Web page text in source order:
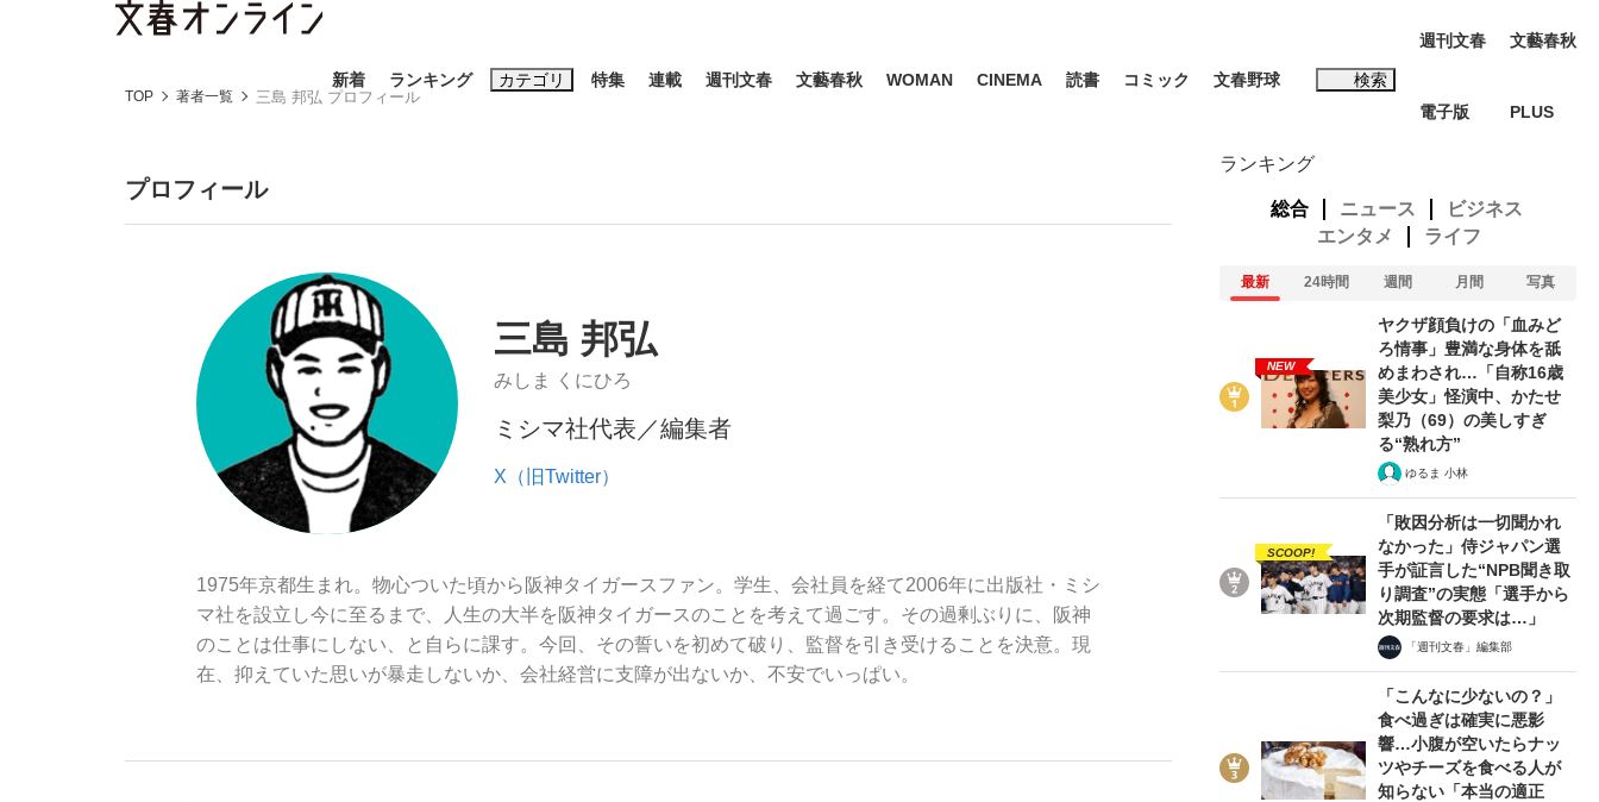
新着 ランキング カテゴリ
「90%は失敗する。でも…」本田圭佑が初めて明かした日本代表監督に... 「最悪の空気のまま解散」WBC日本代表“敗戦”の真実 選手が明かす...
「クマが悪者扱いされているのが悲しい」『北の国から』倉本聰氏（91...
特集
終戦から81年
いまさら聞けない資産運用のすべて
連載 週刊文春 文藝春秋 WOMAN CINEMA 読書 コミック 文春野球 検索
おすすめのキーワードタグ一覧
#玉木雄一郎
#亀和田武
週刊文春
電子版
文藝春秋
PLUS
TOP 著者一覧 三島 邦弘 プロフィール
プロフィール
三島 邦弘
みしま くにひろ
ミシマ社代表／編集者
X（旧Twitter）
1975年京都生まれ。物心ついた頃から阪神タイガースファン。学生、会社員を経て2006年に出版社・ミシ
マ社を設立し今に至るまで、人生の大半を阪神タイガースのことを考えて過ごす。その過剰ぶりに、阪神
のことは仕事にしない、と自らに課す。今回、その誓いを初めて破り、監督を引き受けることを決意。現
在、抑えていた思いが暴走しないか、会社経営に支障が出ないか、不安でいっぱい。
ランキング
総合 ニュース
ビジネス
エンタメ
ライフ
最新 24時間 週間 月間 写真
NEW
ヤクザ顔負けの「血みど
ろ情事」豊満な身体を舐
めまわされ…「自称16歳
美少女」怪演中、かたせ
梨乃（69）の美しすぎ
る“熟れ方”
ゆるま 小林
SCOOP!
「敗因分析は一切聞かれ
なかった」侍ジャパン選
手が証言した“NPB聞き取
り調査”の実態「選手から
次期監督の要求は…」
「週刊文春」編集部
「こんなに少ないの？」
食べ過ぎは確実に悪影
響…小腹が空いたらナッ
ツやチーズを食べる人が
知らない「本当の適正